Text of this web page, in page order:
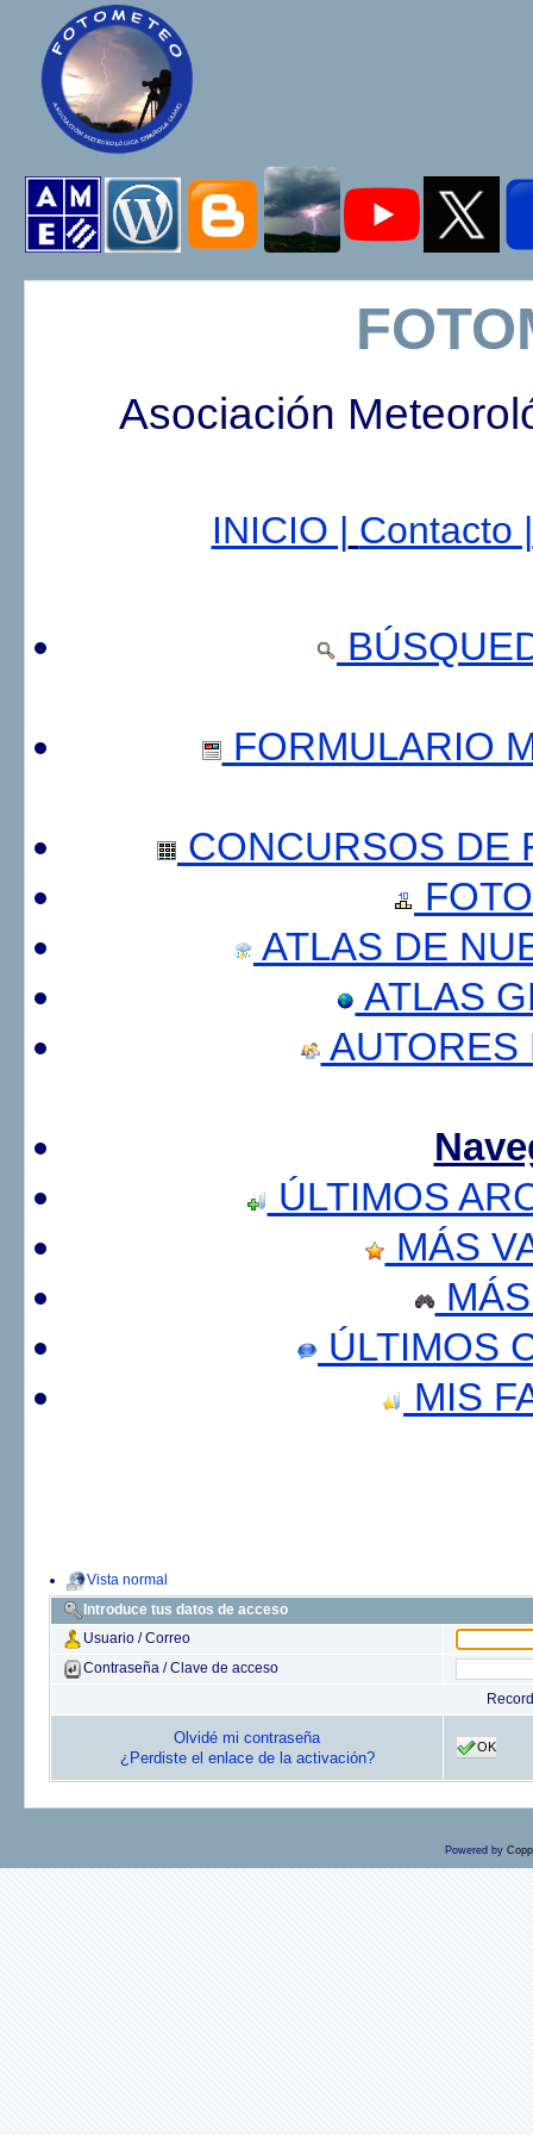
Asociación
INICIO | Contacto |
FORMULARIO
CONCURSOS DE
ATLAS DE
ATLAS
AUTORES
ÚLTIMOS
MÁS
ÚLTIMOS
MIS
Vista normal
Introduce tus datos de acceso
Usuario / Correo
Contraseña / Clave de acceso
Olvidé mi contraseña
¿Perdiste el enlace de la activación?
OK
Powered by